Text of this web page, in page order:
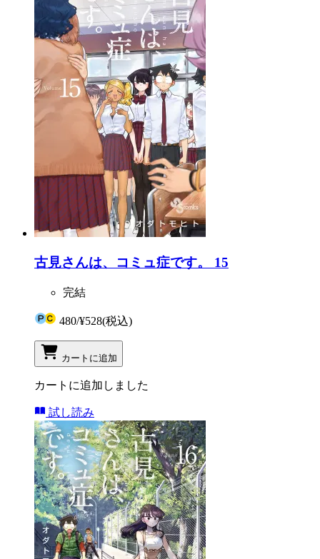
古見さんは、コミュ症です。 15
完結
480/¥528(税込)
カートに追加
カートに追加しました
試し読み